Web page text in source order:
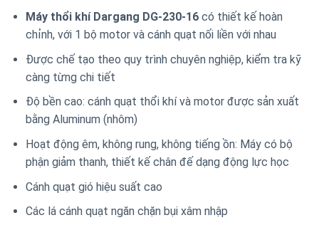
Máy thổi khí Dargang DG-230-16có thiết kế hoàn
chỉnh, với 1 bộ motor và cánh quạt nối liền với nhau
Được chế tạo theo quy trình chuyên nghiệp, kiểm tra kỹ
càng từng chi tiết
Độ bền cao: cánh quạt thổi khí và motor được sản xuất
bằng Aluminum (nhôm)
Hoạt động êm, không rung, không tiếng ồn: Máy có bộ
phận giảm thanh, thiết kế chân đế dạng động lực học
Cánh quạt gió hiệu suất cao
Các lá cánh quạt ngăn chặn bụi xâm nhập